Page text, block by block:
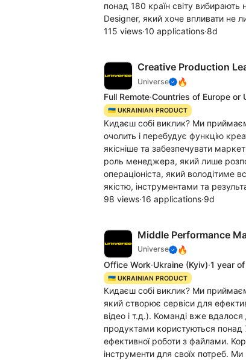
понад 180 країн світу
Designer, який хоче впливати не
115 views·10 applications·8d
Creative Production
Universe 🔥
Full Remote·Countries of Europe or
🇺🇦 UKRAINIAN PRODUCT
Кидаєш собі виклик? Ми
очолить і перебудує функцію
якісніше та забезпечувати
роль менеджера, який лише
операціоніста, який
якістю, інструментами та
98 views·16 applications·9d
Middle Performance
Universe 🔥
Office Work·Ukraine (Kyiv)·1 year
🇺🇦 UKRAINIAN PRODUCT
Кидаєш собі виклик? Ми
який створює сервіси для
відео і т.д.). Команді вже
продуктами користуються понад
ефективної роботи з файлами.
інструменти для своїх потреб.